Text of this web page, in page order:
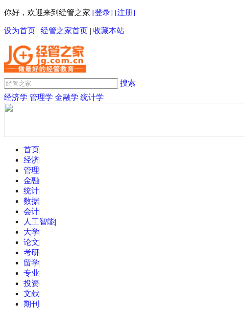
你好，欢迎来到经管之家 [登录] [注册]
设为首页 | 经管之家首页 | 收藏本站
搜索
经济学 管理学 金融学 统计学
首页|
经济|
管理|
金融|
统计|
数据|
会计|
人工智能|
大学|
论文|
考研|
留学|
专业|
投资|
文献|
期刊 |